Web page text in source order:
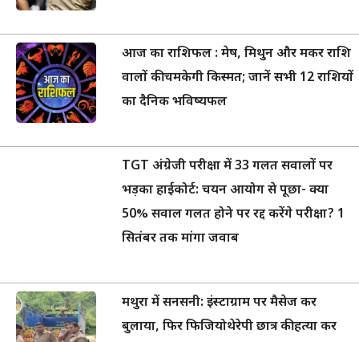
आज का राशिफल : मेष, मिथुन और मकर राशि
वालों की चमकेगी किस्मत; जानें सभी 12 राशियों
का दैनिक भविष्यफल
TGT अंग्रेजी परीक्षा में 33 गलत सवालों पर
भड़का हाईकोर्ट: चयन आयोग से पूछा- क्या
50% सवाल गलत होने पर रद्द करेंगे परीक्षा? 1
सितंबर तक मांगा जवाब
मथुरा में सनसनी: इंस्टाग्राम पर मैसेज कर
बुलाया, फिर फिजियोथेरेपी छात्र की हत्या कर